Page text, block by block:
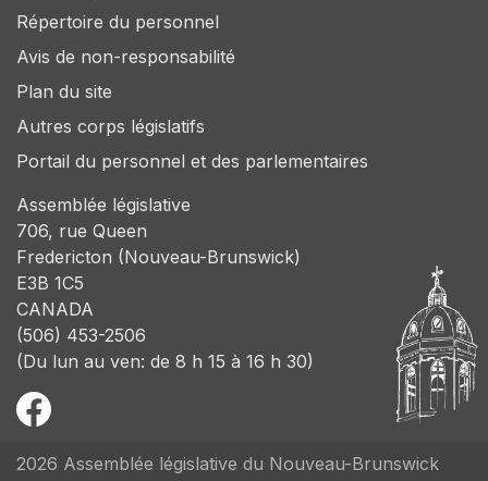
Répertoire du personnel
Avis de non-responsabilité
Plan du site
Autres corps législatifs
Portail du personnel et des parlementaires
Assemblée législative
706, rue Queen
Fredericton (Nouveau-Brunswick)
E3B 1C5
CANADA
(506) 453-2506
(Du lun au ven: de 8 h 15 à 16 h 30)
2026 Assemblée législative du Nouveau-Brunswick